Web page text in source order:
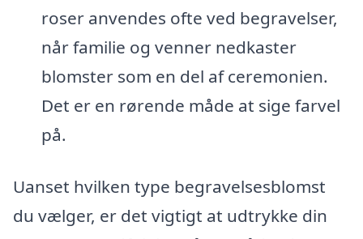
roser anvendes ofte ved begravelser,
når familie og venner nedkaster
blomster som en del af ceremonien.
Det er en rørende måde at sige farvel
på.
Uanset hvilken type begravelsesblomst
du vælger, er det vigtigt at udtrykke din